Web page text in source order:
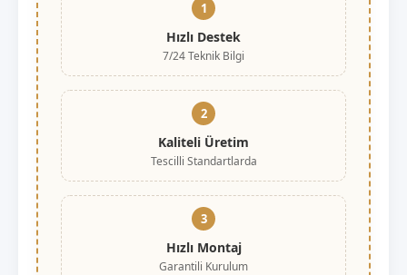
1
Hızlı Destek
7/24 Teknik Bilgi
2
Kaliteli Üretim
Tescilli Standartlarda
3
Hızlı Montaj
Garantili Kurulum